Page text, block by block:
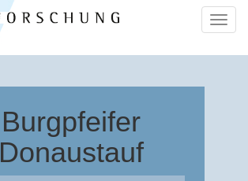
ein-/
Burgpfeifer
Donaustauf